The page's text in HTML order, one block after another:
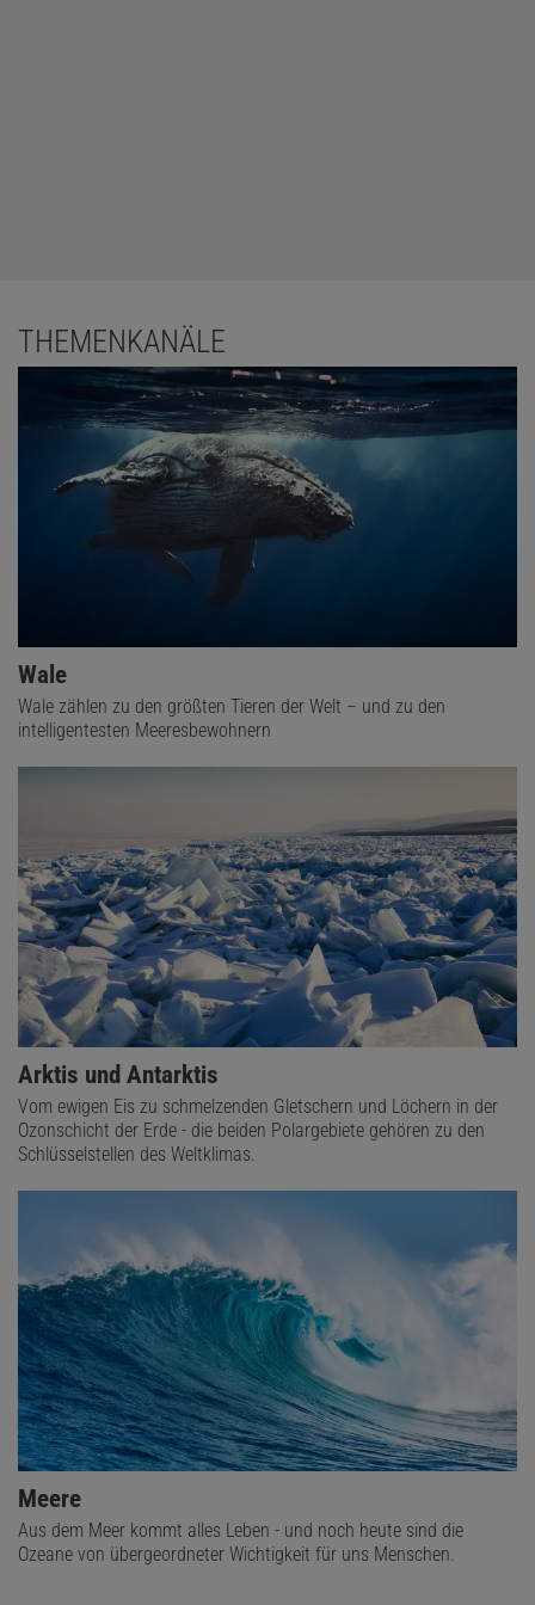
THEMENKANÄLE
Wale
Wale zählen zu den größten Tieren der Welt – und zu den
intelligentesten Meeresbewohnern
Arktis und Antarktis
Vom ewigen Eis zu schmelzenden Gletschern und Löchern in der
Ozonschicht der Erde - die beiden Polargebiete gehören zu den
Schlüsselstellen des Weltklimas.
Meere
Aus dem Meer kommt alles Leben - und noch heute sind die
Ozeane von übergeordneter Wichtigkeit für uns Menschen.